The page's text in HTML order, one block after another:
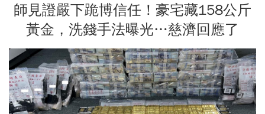
師見證嚴下跪博信任！豪宅藏158公斤
黃金，洗錢手法曝光…慈濟回應了